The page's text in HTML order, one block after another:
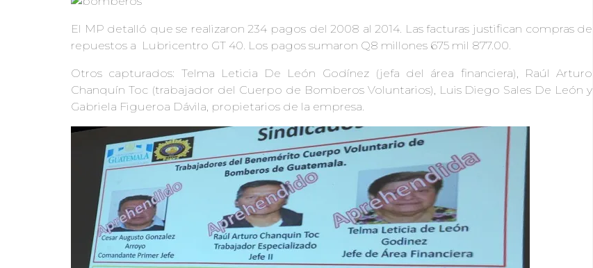
El MP detalló que se realizaron 234 pagos del 2008 al 2014. Las facturas justifican compras de
repuestos a Lubricentro GT 40. Los pagos sumaron Q8 millones 675 mil 877.00.
Otros capturados: Telma Leticia De León Godínez (jefa del área financiera), Raúl Arturo
Chanquín Toc (trabajador del Cuerpo de Bomberos Voluntarios), Luis Diego Sales De León y
Gabriela Figueroa Dávila, propietarios de la empresa.